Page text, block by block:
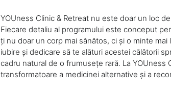
YOUness Clinic & Retreat nu este doar un loc
Fiecare detaliu al programului este conceput
ți nu doar un corp mai sănătos, ci și o minte
iubire și dedicare să te alături acestei călătorii
cadru natural de o frumusețe rară. La YOUness
transformatoare a medicinei alternative și a